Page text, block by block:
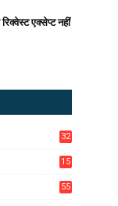
रिक्वेस्ट एक्सेप्ट नहीं
32
15
55